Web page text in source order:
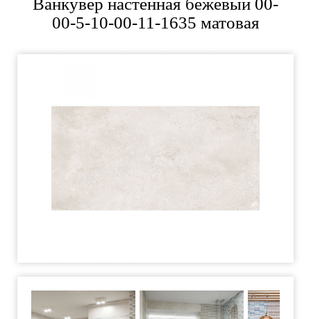
Ванкувер настенная бежевый 00-
00-5-10-00-11-1635 матовая